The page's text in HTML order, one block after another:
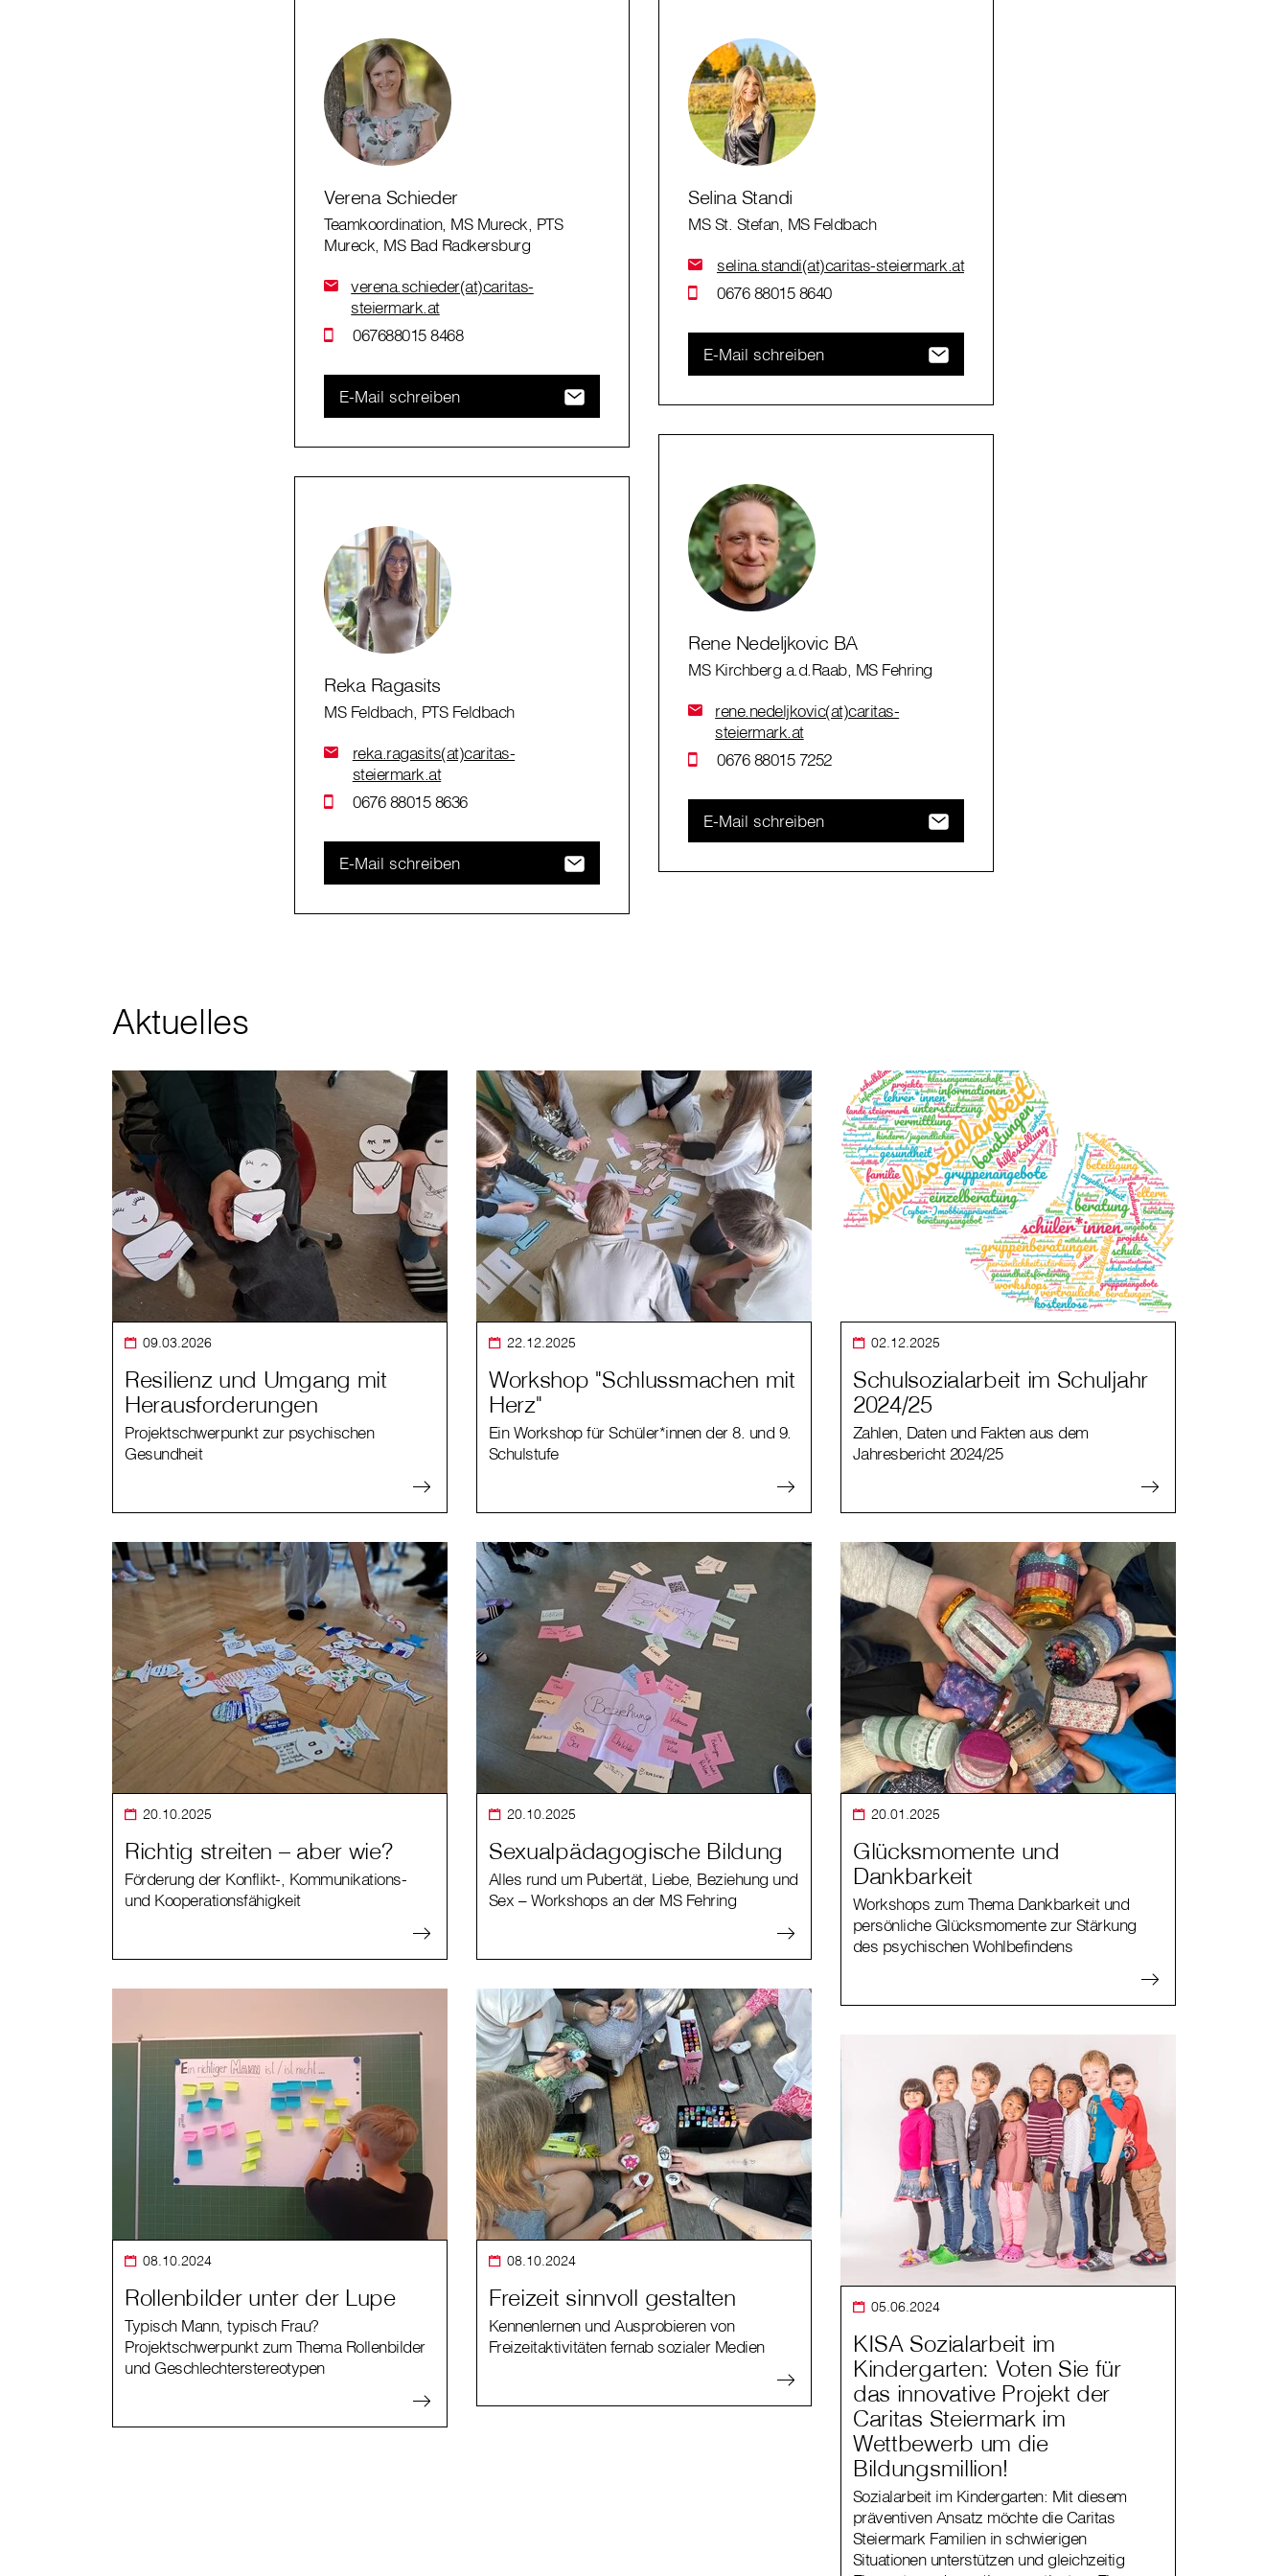
Verena Schieder
Teamkoordination, MS Mureck, PTS
Mureck, MS Bad Radkersburg
verena.schieder(at)caritas-
steiermark.at
067688015 8468
E-Mail schreiben
Selina Standi
MS St. Stefan, MS Feldbach
selina.standi(at)caritas-steiermark.at
0676 88015 8640
E-Mail schreiben
Reka Ragasits
MS Feldbach, PTS Feldbach
reka.ragasits(at)caritas-
steiermark.at
0676 88015 8636
E-Mail schreiben
Rene Nedeljkovic BA
MS Kirchberg a.d.Raab, MS Fehring
rene.nedeljkovic(at)caritas-
steiermark.at
0676 88015 7252
E-Mail schreiben
Aktuelles
09.03.2026
Resilienz und Umgang mit
Herausforderungen
Projektschwerpunkt zur psychischen
Gesundheit
22.12.2025
Workshop "Schlussmachen mit
Herz"
Ein Workshop für Schüler*innen der 8. und 9.
Schulstufe
02.12.2025
Schulsozialarbeit im Schuljahr
2024/25
Zahlen, Daten und Fakten aus dem
Jahresbericht 2024/25
20.10.2025
Richtig streiten – aber wie?
Förderung der Konflikt-, Kommunikations-
und Kooperationsfähigkeit
20.10.2025
Sexualpädagogische Bildung
Alles rund um Pubertät, Liebe, Beziehung und
Sex – Workshops an der MS Fehring
20.01.2025
Glücksmomente und
Dankbarkeit
Workshops zum Thema Dankbarkeit und
persönliche Glücksmomente zur Stärkung
des psychischen Wohlbefindens
08.10.2024
Rollenbilder unter der Lupe
Typisch Mann, typisch Frau?
Projektschwerpunkt zum Thema Rollenbilder
und Geschlechterstereotypen
08.10.2024
Freizeit sinnvoll gestalten
Kennenlernen und Ausprobieren von
Freizeitaktivitäten fernab sozialer Medien
05.06.2024
KISA Sozialarbeit im
Kindergarten: Voten Sie für
das innovative Projekt der
Caritas Steiermark im
Wettbewerb um die
Bildungsmillion!
Sozialarbeit im Kindergarten: Mit diesem
präventiven Ansatz möchte die Caritas
Steiermark Familien in schwierigen
Situationen unterstützen und gleichzeitig